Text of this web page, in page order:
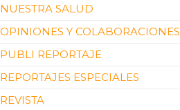
NUESTRA SALUD
OPINIONES Y COLABORACIONES
PUBLI REPORTAJE
REPORTAJES ESPECIALES
REVISTA